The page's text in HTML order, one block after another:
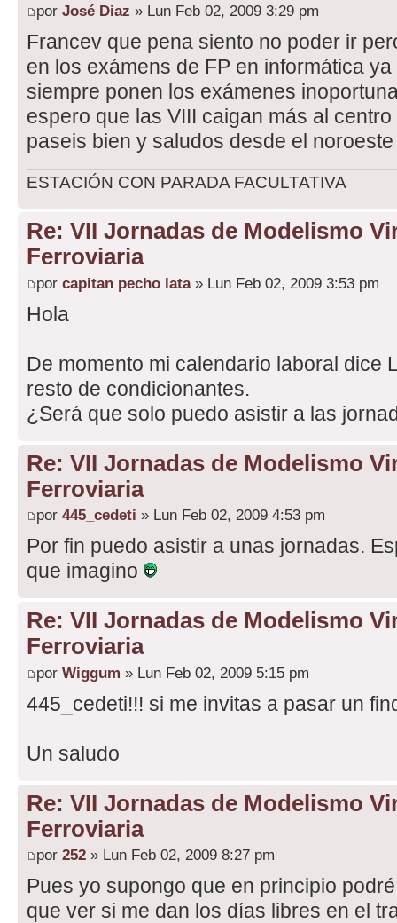
por José Diaz » Lun Feb 02, 2009 3:29 pm
Francev que pena siento no poder ir
en los exámens de FP en informática
siempre ponen los exámenes
espero que las VIII caigan más al
paseis bien y saludos desde el
ESTACIÓN CON PARADA FACULTATIVA
Re: VII Jornadas de Modelismo
Ferroviaria
por capitan pecho lata» Lun Feb 02, 2009 3:53 pm
Hola
De momento mi calendario laboral dice
resto de condicionantes.
¿Será que solo puedo asistir a las
Re: VII Jornadas de Modelismo
Ferroviaria
por 445_cedeti » Lun Feb 02, 2009 4:53 pm
Por fin puedo asistir a unas jornadas.
que imagino
Re: VII Jornadas de Modelismo
Ferroviaria
por Wiggum » Lun Feb 02, 2009 5:15 pm
445_cedeti!!! si me invitas a pasar un
Un saludo
Re: VII Jornadas de Modelismo
Ferroviaria
por 252 » Lun Feb 02, 2009 8:27 pm
Pues yo supongo que en principio
que ver si me dan los días libres en el